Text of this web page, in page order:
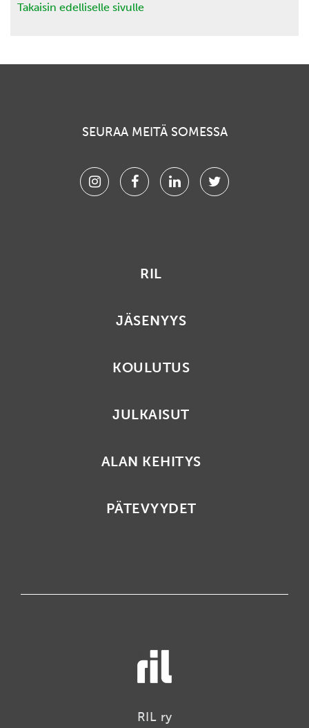
Takaisin edelliselle sivulle
SEURAA MEITÄ SOMESSA
InstagramFacebookLinkedinTwitter
RIL
JÄSENYYS
KOULUTUS
JULKAISUT
ALAN KEHITYS
PÄTEVYYDET
RIL ry